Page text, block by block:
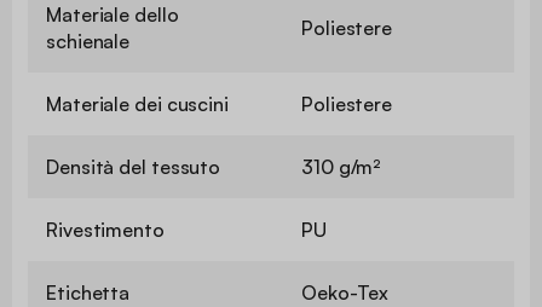
Materiale dello
schienale
Poliestere
Materiale dei cuscini Poliestere
Densità del tessuto 310 g/m²
Rivestimento PU
Etichetta Oeko-Tex